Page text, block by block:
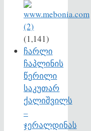
(1,141)
ჩარლი
ჩაპლინის
წერილი
საკუთარ
ქალიშვილს
–
ჯერალდინას